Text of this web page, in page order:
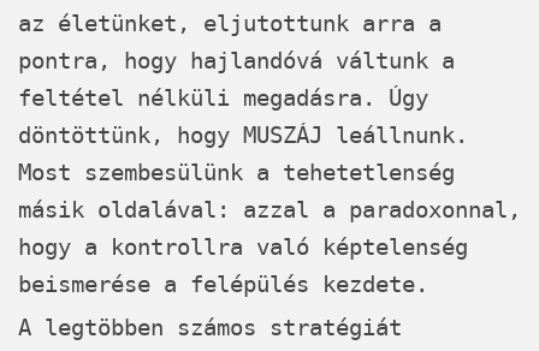
az életünket, eljutottunk arra a
pontra, hogy hajlandóvá váltunk a
feltétel nélküli megadásra. Úgy
döntöttünk, hogy MUSZÁJ leállnunk.
Most szembesülünk a tehetetlenség
másik oldalával: azzal a paradoxonnal,
hogy a kontrollra való képtelenség
beismerése a felépülés kezdete.
A legtöbben számos stratégiát